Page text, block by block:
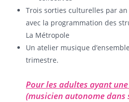
Trois sorties culturelles par
avec la programmation des
La Métropole
Un atelier musique
trimestre.
Pour les adultes ayant
(musicien autonome dans